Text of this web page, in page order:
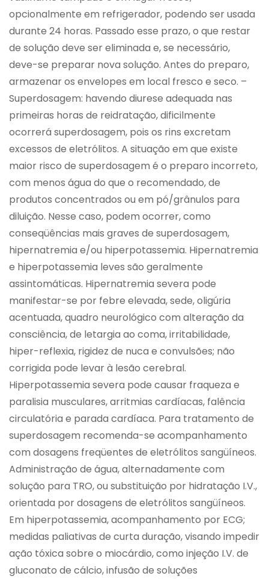
opcionalmente em refrigerador, podendo ser usada
durante 24 horas. Passado esse prazo, o que restar
de solução deve ser eliminada e, se necessário,
deve-se preparar nova solução. Antes do preparo,
armazenar os envelopes em local fresco e seco. –
Superdosagem: havendo diurese adequada nas
primeiras horas de reidratação, dificilmente
ocorrerá superdosagem, pois os rins excretam
excessos de eletrólitos. A situação em que existe
maior risco de superdosagem é o preparo incorreto,
com menos água do que o recomendado, de
produtos concentrados ou em pó/grânulos para
diluição. Nesse caso, podem ocorrer, como
conseqüências mais graves de superdosagem,
hipernatremia e/ou hiperpotassemia. Hipernatremia
e hiperpotassemia leves são geralmente
assintomáticas. Hipernatremia severa pode
manifestar-se por febre elevada, sede, oligúria
acentuada, quadro neurológico com alteração da
consciência, de letargia ao coma, irritabilidade,
hiper-reflexia, rigidez de nuca e convulsões; não
corrigida pode levar à lesão cerebral.
Hiperpotassemia severa pode causar fraqueza e
paralisia musculares, arritmias cardíacas, falência
circulatória e parada cardíaca. Para tratamento de
superdosagem recomenda-se acompanhamento
com dosagens freqüentes de eletrólitos sangüíneos.
Administração de água, alternadamente com
solução para TRO, ou substituição por hidratação I.V.,
orientada por dosagens de eletrólitos sangüíneos.
Em hiperpotassemia, acompanhamento por ECG;
medidas paliativas de curta duração, visando impedir
ação tóxica sobre o miocárdio, como injeção I.V. de
gluconato de cálcio, infusão de soluções